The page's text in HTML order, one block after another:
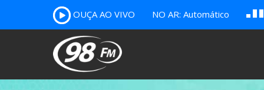
OUÇA AO VIVO
NO AR: Automático
B c